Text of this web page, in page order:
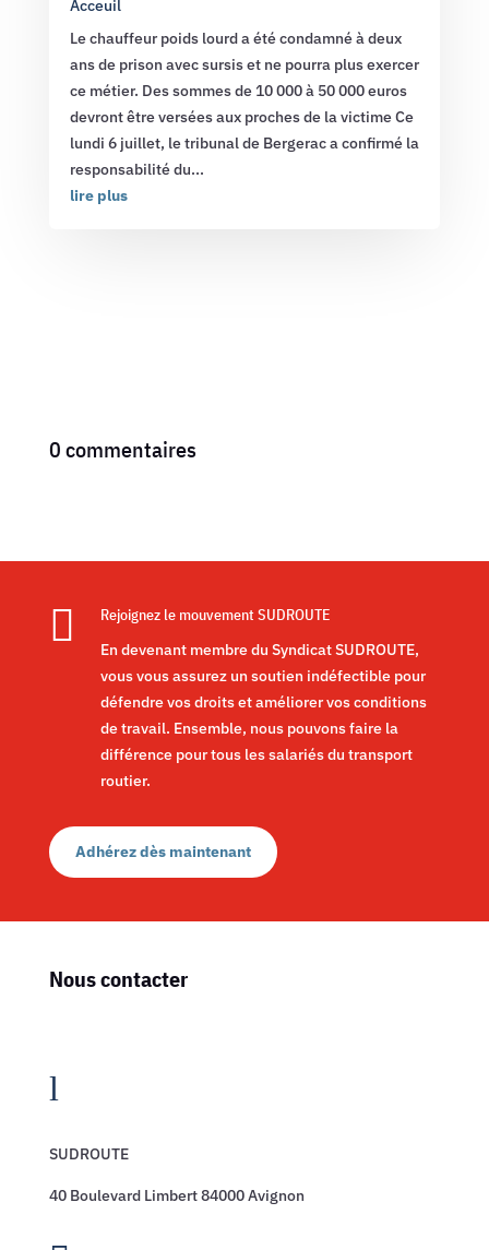
Acceuil
Le chauffeur poids lourd a été condamné à deux
ans de prison avec sursis et ne pourra plus exercer
ce métier. Des sommes de 10 000 à 50 000 euros
devront être versées aux proches de la victime Ce
lundi 6 juillet, le tribunal de Bergerac a confirmé la
responsabilité du...
lire plus
0 commentaires

Rejoignez le mouvement SUDROUTE
En devenant membre du Syndicat SUDROUTE,
vous vous assurez un soutien indéfectible pour
défendre vos droits et améliorer vos conditions
de travail. Ensemble, nous pouvons faire la
différence pour tous les salariés du transport
routier.
Adhérez dès maintenant
Nous contacter
l
SUDROUTE
40 Boulevard Limbert 84000 Avignon